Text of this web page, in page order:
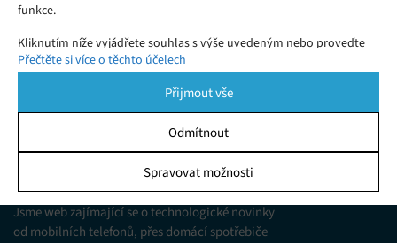
funkce.
Kliknutím níže vyjádřete souhlas s výše uvedeným nebo proveďte
podrobnější rozhodnutí. Vaše volby budou použity pouze na tomto
pomocí přepínačů v Zásadách cookies nebo kliknutím na tlačítko
Spravovat souhlas ve spodní části obrazovky.
Ukládání a/nebo přístup k informacím v zařízení, Porozumění
publiku prostřednictvím statistik nebo kombinací údajů z
různých zdrojů.
Přečtěte si více o těchto účelech
Přijmout vše
Odmítnout
Spravovat možnosti
Jsme web zajímající se o technologické novinky
od mobilních telefonů, přes domácí spotřebiče